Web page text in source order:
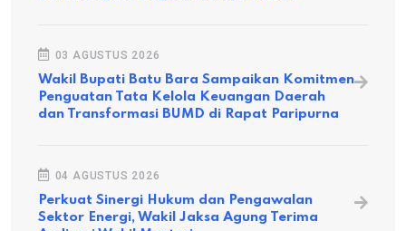
03 AGUSTUS 2026
Wakil Bupati Batu Bara Sampaikan Komitmen
Penguatan Tata Kelola Keuangan Daerah
dan Transformasi BUMD di Rapat Paripurna
04 AGUSTUS 2026
Perkuat Sinergi Hukum dan Pengawalan
Sektor Energi, Wakil Jaksa Agung Terima